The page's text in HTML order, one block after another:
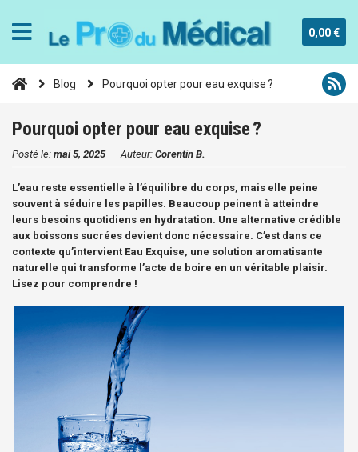
0,00 €
Blog Pourquoi opter pour eau exquise ?
Pourquoi opter pour eau exquise ?
Posté le: mai 5, 2025 Auteur: Corentin B.
L’eau reste essentielle à l’équilibre du corps, mais elle peine
souvent à séduire les papilles. Beaucoup peinent à atteindre
leurs besoins quotidiens en hydratation. Une alternative crédible
aux boissons sucrées devient donc nécessaire. C’est dans ce
contexte qu’intervient Eau Exquise, une solution aromatisante
naturelle qui transforme l’acte de boire en un véritable plaisir.
Lisez pour comprendre !